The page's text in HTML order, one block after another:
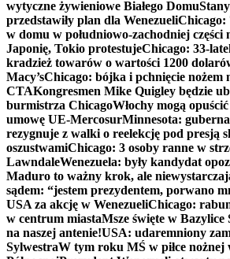
wytyczne żywieniowe Białego Domu
przedstawiły plan dla WenezueliChicago:
w domu w południowo-zachodniej części
Japonię, Tokio protestujeChicago: 33-
kradzież towarów o wartości 1200
Macy’sChicago: bójka i pchnięcie nożem
CTAKongresmen Mike Quigley będzie
burmistrza ChicagoWłochy mogą
umowę UE-MercosurMinnesota:
rezygnuje z walki o reelekcję pod presją
oszustwamiChicago: 3 osoby ranne w
LawndaleWenezuela: były kandydat
Maduro to ważny krok, ale
sądem: “jestem prezydentem, porwano
USA za akcję w WenezueliChicago:
w centrum miastaMsze święte w Bazylice
na naszej antenie!USA: udaremniony
SylwestraW tym roku MŚ w piłce nożnej